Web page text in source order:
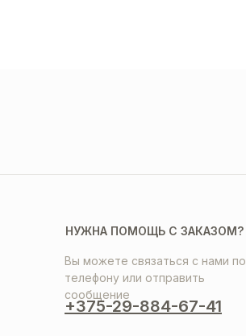
НУЖНА ПОМОЩЬ С ЗАКАЗОМ?
Вы можете связаться с нами по
телефону или отправить
сообщение
+375-29-884-67-41